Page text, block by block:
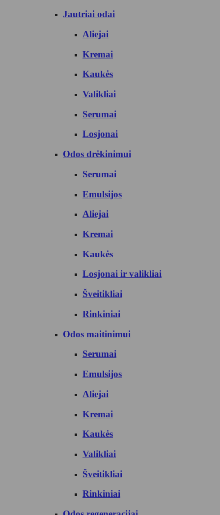
Jautriai odai
Aliejai
Kremai
Kaukės
Valikliai
Serumai
Losjonai
Odos drėkinimui
Serumai
Emulsijos
Aliejai
Kremai
Kaukės
Losjonai ir valikliai
Šveitikliai
Rinkiniai
Odos maitinimui
Serumai
Emulsijos
Aliejai
Kremai
Kaukės
Valikliai
Šveitikliai
Rinkiniai